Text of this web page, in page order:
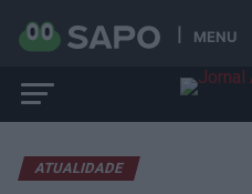
MENU
ATUALIDADE